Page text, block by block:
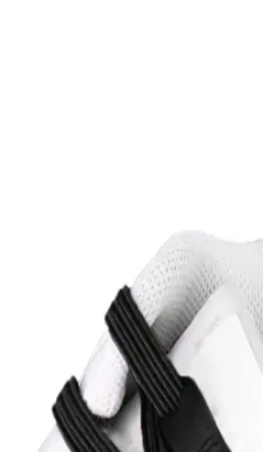
Fitness Ayakkabısı Seçimi
Fitness yaparken uygun ayakkabı
artırır, ayak sağlığını korur ve
Modavien Kadın Abiye
Konforu Bir Arada Sunan
Modavien markasının kadın abiye
malzemeleri ve şık tasarımlarıyla
sağlar, konforu ve estetiği bir arada